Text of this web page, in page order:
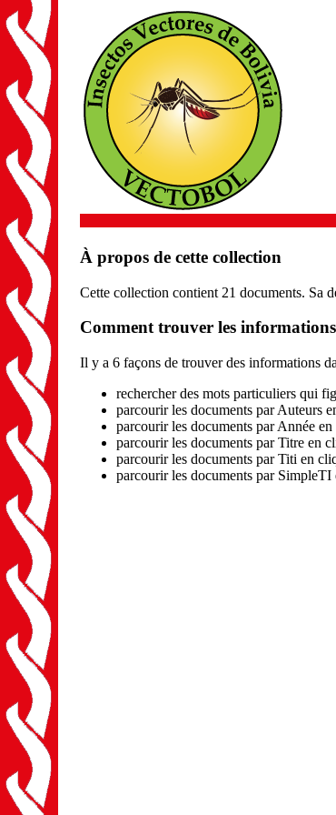
À propos de cette collection
Cette collection contient 21 documents. Sa
Comment trouver les
Il y a 6 façons de trouver des informations
rechercher des mots particuliers qui
parcourir les documents par Auteurs
parcourir les documents par Année
parcourir les documents par Titre en
parcourir les documents par Titi en
parcourir les documents par